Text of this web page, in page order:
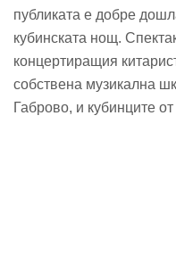
публиката е добре
кубинската нощ.
концертиращия
собствена музикална
Габрово, и кубинците от